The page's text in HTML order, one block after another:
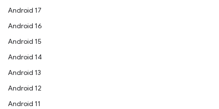
Android 17
Android 16
Android 15
Android 14
Android 13
Android 12
Android 11